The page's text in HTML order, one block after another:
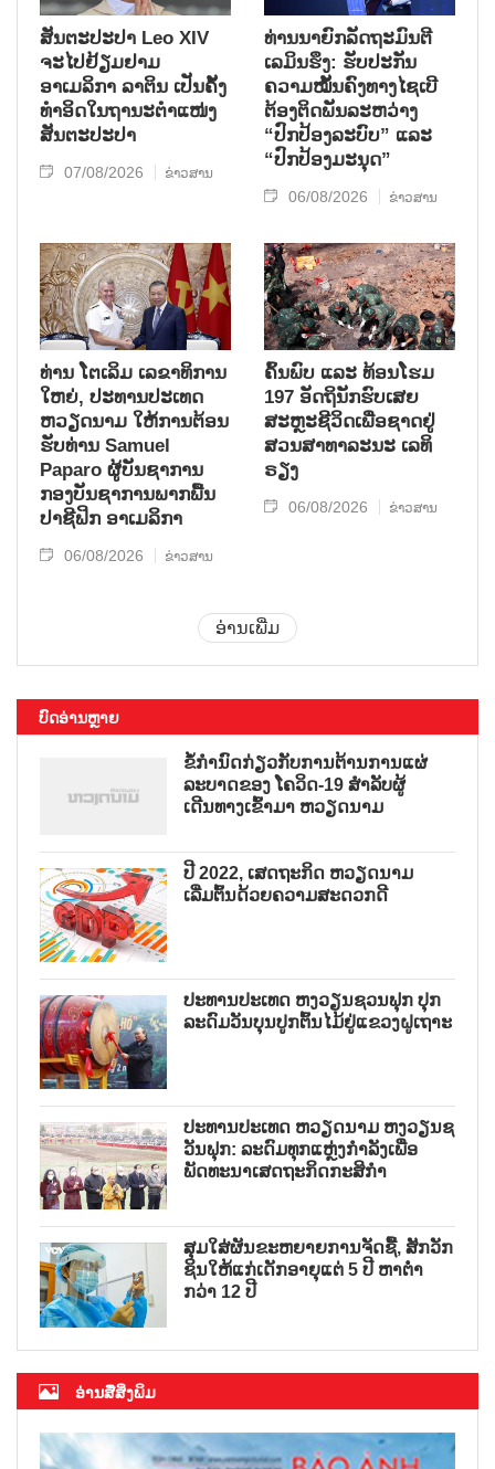
ສັນຕະປະປາ Leo XIV
ຈະໄປຢ້ຽມຢາມ
ອາເມລິກາ ລາຕິນ ເປັນຄັ້ງ
ທຳອິດໃນຖານະຕຳແໜ່ງ
ສັນຕະປະປາ
07/08/2026 ຂ່າວສານ
ທ່ານນາຍົກລັດຖະມົນຕີ
ເລມິນຮຶງ: ຮັບປະກັນ
ຄວາມໝັ້ນຄົງທາງໄຊເບີ
ຕ້ອງຕິດພັນລະຫວ່າງ
“ປົກປ້ອງລະບົບ” ແລະ
“ປົກປ້ອງມະນຸດ”
06/08/2026 ຂ່າວສານ
ທ່ານ ໂຕ​ເລິມ ເລ​ຂາ​ທິ​ການ​
ໃຫຍ່, ປະ​ທານ​ປະ​ເທດ ​
ຫວຽດ​ນາມ ໃຫ້​ການ​ຕ້ອນ​
ຮັບ​ທ່ານ Samuel
Paparo ຜູ້​ບັນ​ຊາ​ການ
ກອງ​ບັນ​ຊາ​ການພາກ​ພື້ນ​
ປາ​ຊີ​ຟິກ ອາ​ເມ​ລິ​ກາ
06/08/2026 ຂ່າວສານ
ຄົ້ນ​ພົບ ແລະ ທ້ອນ​ໂຮມ
197 ອັດ​ຖິ​ນັກ​ຮົບ​ເສຍ​
ສະຫຼະ​ຊີ​ວິດ​ເພື່ອ​ຊາດ​ຢູ່​
ສວນ​ສາ​ທາ​ລະ​ນະ ເລ​ທິ​
ຣຽງ
06/08/2026 ຂ່າວສານ
ອ່ານເພີ່ມ
ບົດອ່ານຫຼາຍ
ຂໍ້ກຳນົດກ່ຽວກັບການຕ້ານການແຜ່
ລະບາດຂອງ ໂຄວິດ-19 ສຳລັບຜູ້
ເດີນທາງເຂົ້າມາ ຫວຽດນາມ
ປີ 2022, ເສດຖະກິດ ຫວຽດນາມ
ເລີ່ມຕົ້ນດ້ວຍຄວາມສະດວກດີ
ປະທານປະເທດ ຫງວຽນຊວນຟຸກ ປຸກ
ລະດົມວັນບຸນປູກຕົ້ນໄມ້ຢູ່ແຂວງຝູເຖາະ
ປະທານປະເທດ ຫວຽດນາມ ຫງວຽນຊ
ວັນຟຸກ: ລະດົມທຸກແຫຼ່ງກຳລັງເພື່ອ
ພັດທະນາເສດຖະກິດກະສິກຳ
ສຸມໃສ່ຜັນຂະຫຍາຍການຈັດຊື້, ສັກວັກ
ຊິນໃຫ້ແກ່ເດັກອາຍຸແຕ່ 5 ປີ ຫາຕ່ຳ
ກວ່າ 12 ປີ
ອ່ານສື່ສິ່ງພິມ